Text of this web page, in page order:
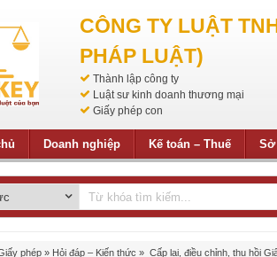
CÔNG TY LUẬT
PHÁP LUẬT)
Thành lập công ty
Luật sư kinh doanh thương mại
Giấy phép con
Doanh nghiệp Kế toán – Thuế
phép » Hỏi đáp – Kiến thức » Cấp lại, điều chỉnh, thu hồi